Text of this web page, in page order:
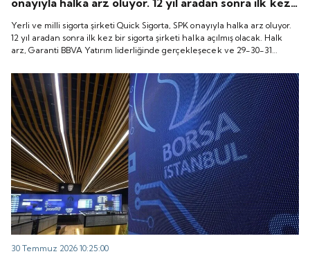
bir sigorta şirketi halka açılmış olacak. Halk arz,
Garanti BBVA Yatırım liderliğinde gerçekleşecek ve
29-30-31 Temmuz 2026 tarihlerinde talep
ile Quick Sigorta işlem görmeye başlayacak.
Yerli ve milli sigorta şirketi Quick Sigorta, SPK onayıyla halka arz oluyor.
12 yıl aradan sonra ilk kez bir sigorta şirketi halka açılmış olacak. Halk
arz, Garanti BBVA Yatırım liderliğinde gerçekleşecek ve 29-30-31
“Gong Töreni” ile Quick Sigorta işlem görmeye başlayacak.
30 Temmuz 2026 10:25:00